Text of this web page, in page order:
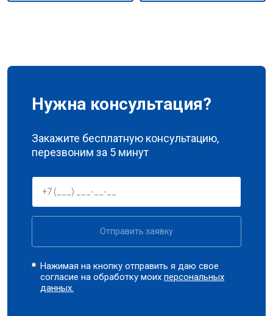
Нужна консультация?
Закажите бесплатную консультацию,
перезвоним за 5 минут
Отправить заявку
Нажимая на кнопку отправить я даю свое
согласие на обработку моихперсональных
данных.